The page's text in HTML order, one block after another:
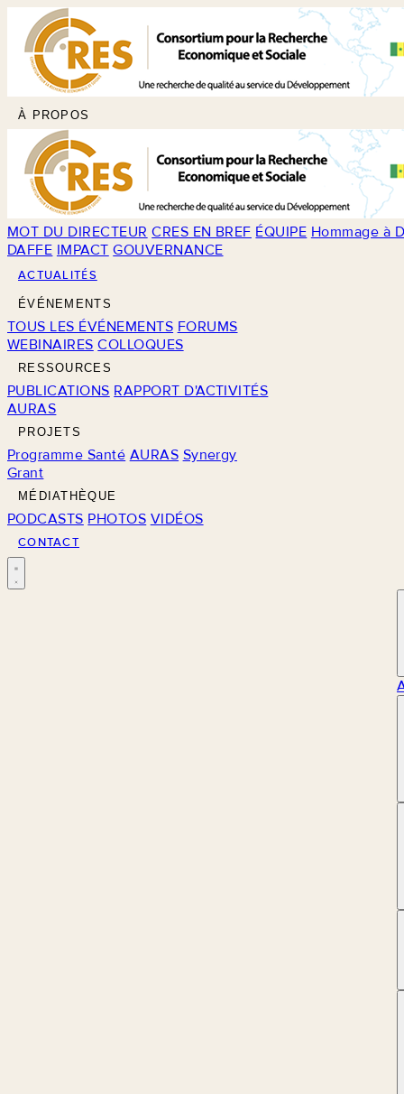
À PROPOS
MOT DU DIRECTEUR CRES EN BREF ÉQUIPE Hommage à
DAFFE IMPACT GOUVERNANCE
ACTUALITÉS
ÉVÉNEMENTS
TOUS LES ÉVÉNEMENTS FORUMS
WEBINAIRES COLLOQUES
RESSOURCES
PUBLICATIONS RAPPORT D'ACTIVITÉS
AURAS
PROJETS
Programme Santé AURAS Synergy
Grant
MÉDIATHÈQUE
PODCASTS PHOTOS VIDÉOS
CONTACT